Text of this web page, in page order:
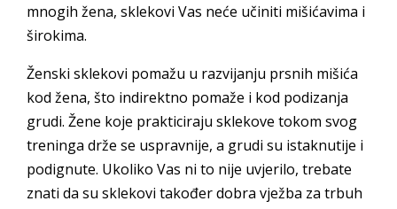
mnogih žena, sklekovi Vas neće učiniti mišićavima i
širokima.
Ženski sklekovi pomažu u razvijanju prsnih mišića
kod žena, što indirektno pomaže i kod podizanja
grudi. Žene koje prakticiraju sklekove tokom svog
treninga drže se uspravnije, a grudi su istaknutije i
podignute. Ukoliko Vas ni to nije uvjerilo, trebate
znati da su sklekovi također dobra vježba za trbuh